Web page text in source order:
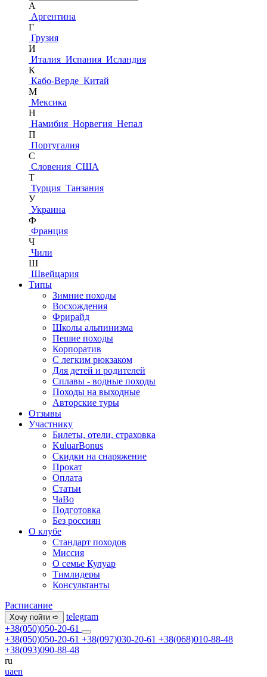
А
Аргентина
Г
Грузия
И
Италия Испания Исландия
К
Кабо-Верде Китай
М
Мексика
Н
Намибия Норвегия Непал
П
Португалия
С
Словения США
Т
Турция Танзания
У
Украина
Ф
Франция
Ч
Чили
Ш
Швейцария
Типы
Зимние походы
Восхождения
Фрирайд
Школы альпинизма
Пешие походы
Корпоратив
С легким рюкзаком
Для детей и родителей
Сплавы - водные походы
Походы на выходные
Авторские туры
Отзывы
Участнику
Билеты, отели, страховка
KuluarBonus
Скидки на снаряжение
Прокат
Оплата
Статьи
ЧаВо
Подготовка
Без россиян
О клубе
Стандарт походов
Миссия
О семье Кулуар
Тимлидеры
Консультанты
Расписание
Хочу пойти ➪
telegram
+38(050)050-20-61
+38(050)050-20-61 +38(097)030-20-61 +38(068)010-88-48
+38(093)090-88-48
ru
uaen